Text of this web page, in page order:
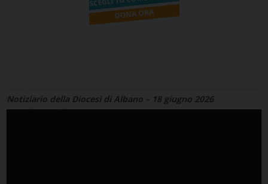
Notiziario della Diocesi di Albano – 18 giugno 2026